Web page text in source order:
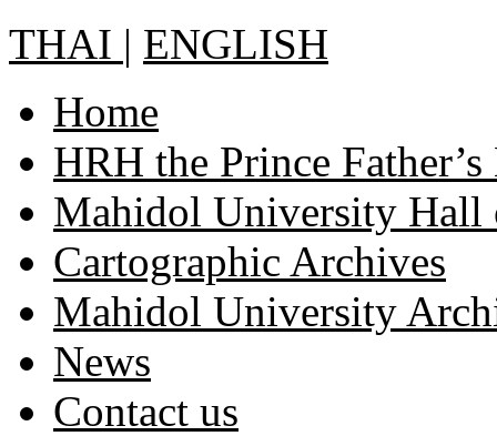
THAI | ENGLISH
Home
HRH the Prince
Mahidol University Hall
Cartographic Archives
Mahidol University
News
Contact us